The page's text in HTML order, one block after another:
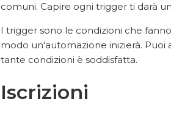
comuni. Capire ogni trigger ti darà
I trigger sono le condizioni che
modo un'automazione inizierà. Puoi
tante condizioni è soddisfatta.
Iscrizioni